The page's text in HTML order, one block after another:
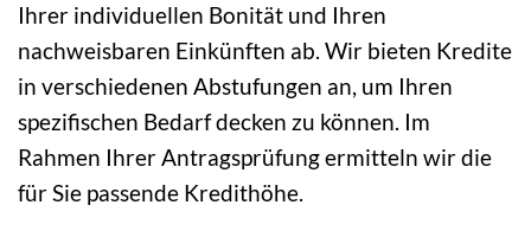
Ihrer individuellen Bonität und Ihren
nachweisbaren Einkünften ab. Wir bieten Kredite
in verschiedenen Abstufungen an, um Ihren
spezifischen Bedarf decken zu können. Im
Rahmen Ihrer Antragsprüfung ermitteln wir die
für Sie passende Kredithöhe.